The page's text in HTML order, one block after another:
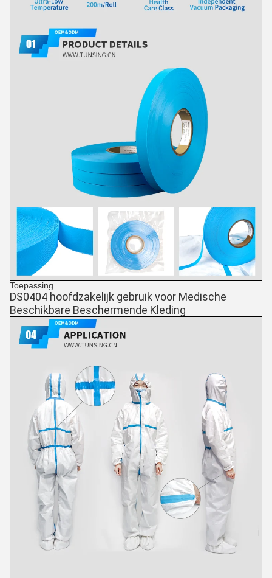
Toepassing
DS0404 hoofdzakelijk gebruik voor Medische
Beschikbare Beschermende Kleding